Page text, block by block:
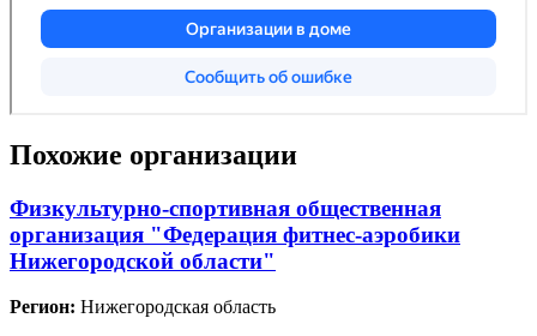
Похожие организации
Физкультурно-спортивная общественная
организация "Федерация фитнес-аэробики
Нижегородской области"
Регион: Нижегородская область